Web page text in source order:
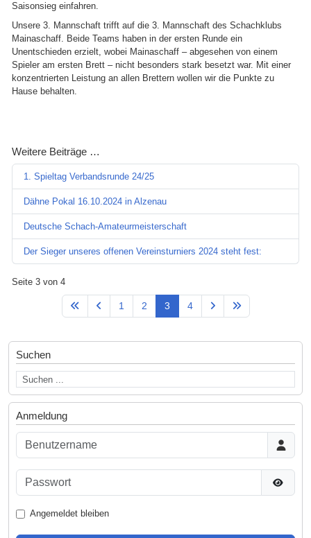
Saisonsieg einfahren.
Unsere 3. Mannschaft trifft auf die 3. Mannschaft des Schachklubs
Mainaschaff. Beide Teams haben in der ersten Runde ein
Unentschieden erzielt, wobei Mainaschaff – abgesehen von einem
Spieler am ersten Brett – nicht besonders stark besetzt war. Mit einer
konzentrierten Leistung an allen Brettern wollen wir die Punkte zu
Hause behalten.
Weitere Beiträge …
1. Spieltag Verbandsrunde 24/25
Dähne Pokal 16.10.2024 in Alzenau
Deutsche Schach-Amateurmeisterschaft
Der Sieger unseres offenen Vereinsturniers 2024 steht fest:
Seite 3 von 4
1 2 3 4
Suchen
Anmeldung
Benutzername
Passwort
Angemeldet bleiben